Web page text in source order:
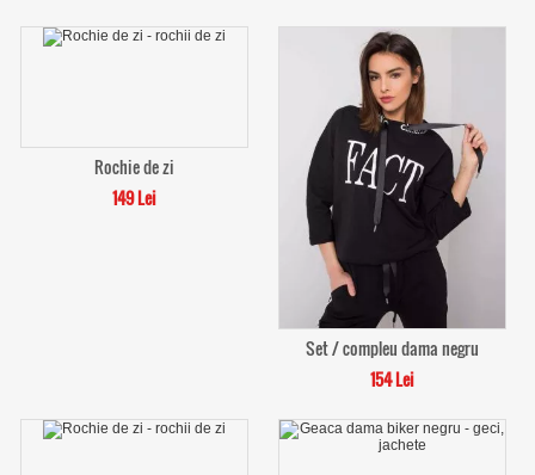
Rochie de zi
149 Lei
Set / compleu dama negru
154 Lei